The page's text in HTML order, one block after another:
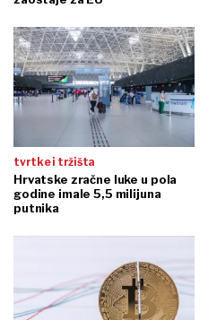
tvrtke i tržišta
Hrvatske zračne luke u pola
godine imale 5,5 milijuna
putnika